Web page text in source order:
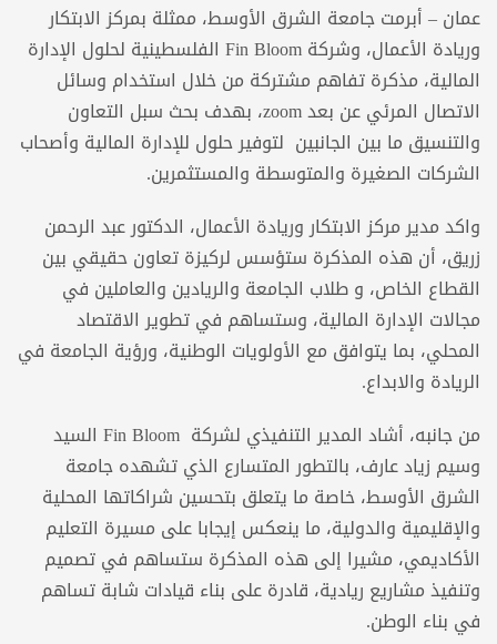
عمان – أبرمت جامعة الشرق الأوسط، ممثلة بمركز الابتكار
وريادة الأعمال، وشركة Fin Bloom الفلسطينية لحلول الإدارة
المالية، مذكرة تفاهم مشتركة من خلال استخدام وسائل
الاتصال المرئي عن بعد zoom، بهدف بحث سبل التعاون
والتنسيق ما بين الجانبين لتوفير حلول للإدارة المالية وأصحاب
الشركات الصغيرة والمتوسطة والمستثمرين.
واكد مدير مركز الابتكار وريادة الأعمال، الدكتور عبد الرحمن
زريق، أن هذه المذكرة ستؤسس لركيزة تعاون حقيقي بين
القطاع الخاص، و طلاب الجامعة والريادين والعاملين في
مجالات الإدارة المالية، وستساهم في تطوير الاقتصاد
المحلي، بما يتوافق مع الأولويات الوطنية، ورؤية الجامعة في
الريادة والابداع.
من جانبه، أشاد المدير التنفيذي لشركة Fin Bloom السيد
وسيم زياد عارف، بالتطور المتسارع الذي تشهده جامعة
الشرق الأوسط، خاصة ما يتعلق بتحسين شراكاتها المحلية
والإقليمية والدولية، ما ينعكس إيجابا على مسيرة التعليم
الأكاديمي، مشيرا إلى هذه المذكرة ستساهم في تصميم
وتنفيذ مشاريع ريادية، قادرة على بناء قيادات شابة تساهم
في بناء الوطن.